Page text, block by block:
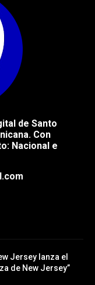
de Santo
Con
Nacional e
Jersey lanza el
de New Jersey”